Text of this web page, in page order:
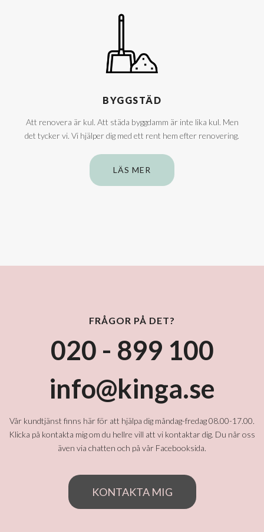
BYGGSTÄD
Att renovera är kul. Att städa byggdamm är inte lika kul. Men
det tycker vi. Vi hjälper dig med ett rent hem efter renovering.
LÄS MER
FRÅGOR PÅ DET?
020 - 899 100
info@kinga.se
Vår kundtjänst finns här för att hjälpa dig måndag-fredag 08.00-17.00.
Klicka på kontakta mig om du hellre vill att vi kontaktar dig. Du når oss
även via chatten och på vår Facebooksida.
KONTAKTA MIG